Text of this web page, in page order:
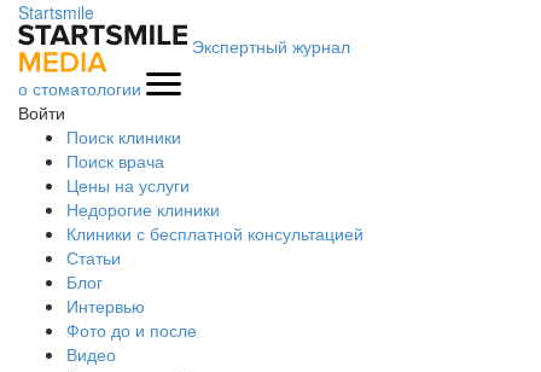
Startsmile
Экспертный журнал
о стоматологии
Войти
Поиск клиники
Поиск врача
Цены на услуги
Недорогие клиники
Клиники с бесплатной консультацией
Статьи
Блог
Интервью
Фото до и после
Видео